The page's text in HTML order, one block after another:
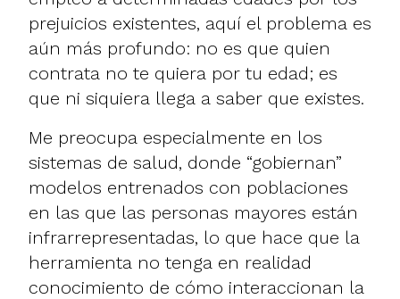
prejuicios existentes, aquí el problema es
aún más profundo: no es que quien
contrata no te quiera por tu edad; es
que ni siquiera llega a saber que existes.
Me preocupa especialmente en los
sistemas de salud, donde “gobiernan”
modelos entrenados con poblaciones
en las que las personas mayores están
infrarrepresentadas, lo que hace que la
herramienta no tenga en realidad
conocimiento de cómo interaccionan la